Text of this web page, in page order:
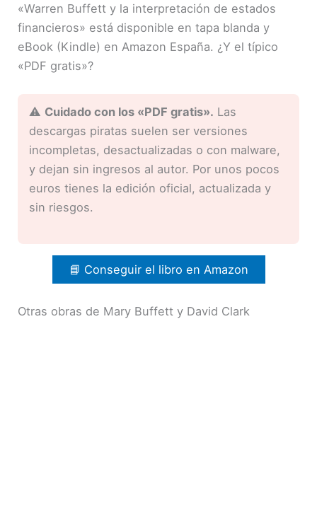
«Warren Buffett y la interpretación de estados
financieros» está disponible en tapa blanda y
eBook (Kindle) en Amazon España. ¿Y el típico
«PDF gratis»?
⚠️ Cuidado con los «PDF gratis». Las
descargas piratas suelen ser versiones
incompletas, desactualizadas o con malware,
y dejan sin ingresos al autor. Por unos pocos
euros tienes la edición oficial, actualizada y
sin riesgos.
📘 Conseguir el libro en Amazon
Otras obras de Mary Buffett y David Clark